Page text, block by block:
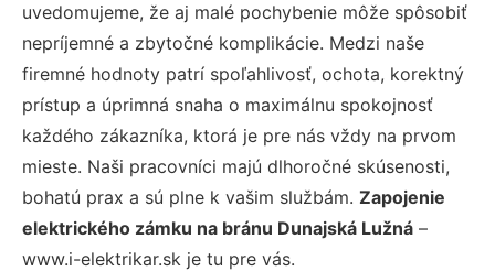
uvedomujeme, že aj malé pochybenie môže spôsobiť
nepríjemné a zbytočné komplikácie. Medzi naše
firemné hodnoty patrí spoľahlivosť, ochota, korektný
prístup a úprimná snaha o maximálnu spokojnosť
každého zákazníka, ktorá je pre nás vždy na prvom
mieste. Naši pracovníci majú dlhoročné skúsenosti,
bohatú prax a sú plne k vašim službám. Zapojenie
elektrického zámku na bránu Dunajská Lužná –
www.i-elektrikar.sk je tu pre vás.